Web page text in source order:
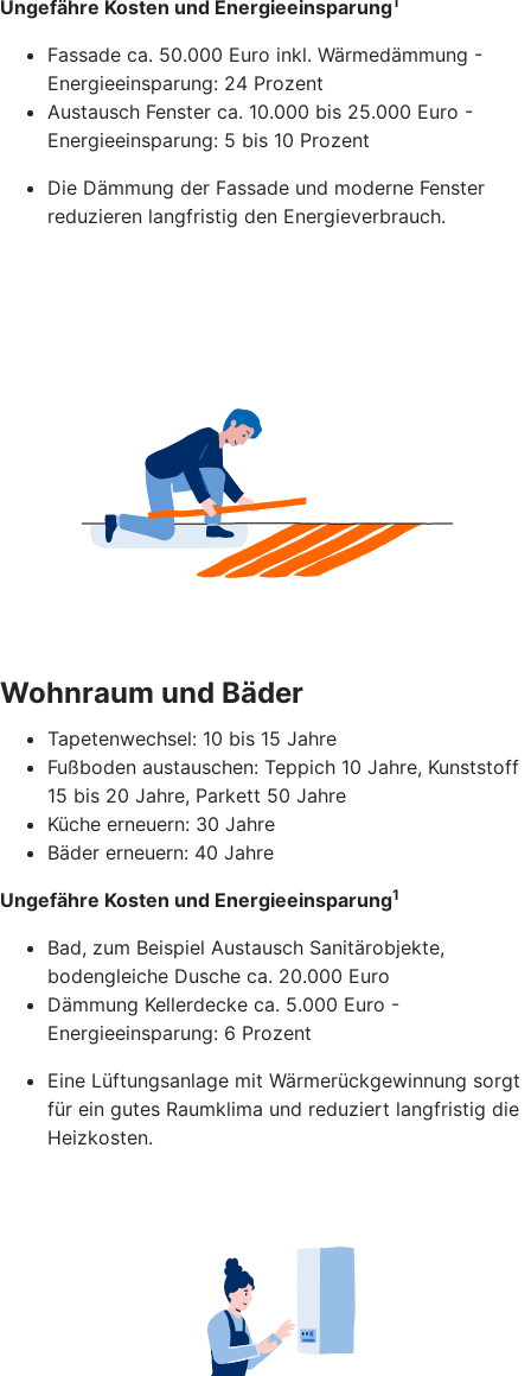
Ungefähre Kosten und Energieeinsparung
Fassade ca. 50.000 Euro inkl. Wärmedämmung -
Energieeinsparung: 24 Prozent
Austausch Fenster ca. 10.000 bis 25.000 Euro -
Energieeinsparung: 5 bis 10 Prozent
Die Dämmung der Fassade und moderne Fenster
reduzieren langfristig den Energieverbrauch.
Wohnraum und Bäder
Tapetenwechsel: 10 bis 15 Jahre
Fußboden austauschen: Teppich 10 Jahre, Kunststoff
15 bis 20 Jahre, Parkett 50 Jahre
Küche erneuern: 30 Jahre
Bäder erneuern: 40 Jahre
Ungefähre Kosten und Energieeinsparung1
Bad, zum Beispiel Austausch Sanitärobjekte,
bodengleiche Dusche ca. 20.000 Euro
Dämmung Kellerdecke ca. 5.000 Euro -
Energieeinsparung: 6 Prozent
Eine Lüftungsanlage mit Wärmerückgewinnung sorgt
für ein gutes Raumklima und reduziert langfristig die
Heizkosten.